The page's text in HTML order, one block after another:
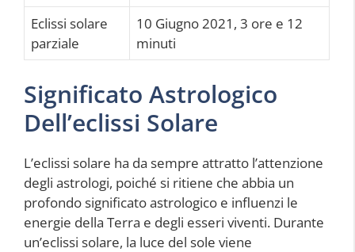
Eclissi solare
parziale
10 Giugno 2021, 3 ore e 12
minuti
Significato Astrologico
Dell’eclissi Solare
L’eclissi solare ha da sempre attratto l’attenzione
degli astrologi, poiché si ritiene che abbia un
profondo significato astrologico e influenzi le
energie della Terra e degli esseri viventi. Durante
un’eclissi solare, la luce del sole viene